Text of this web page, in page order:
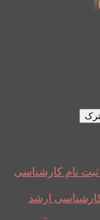
نام کارشناسی
ارشد